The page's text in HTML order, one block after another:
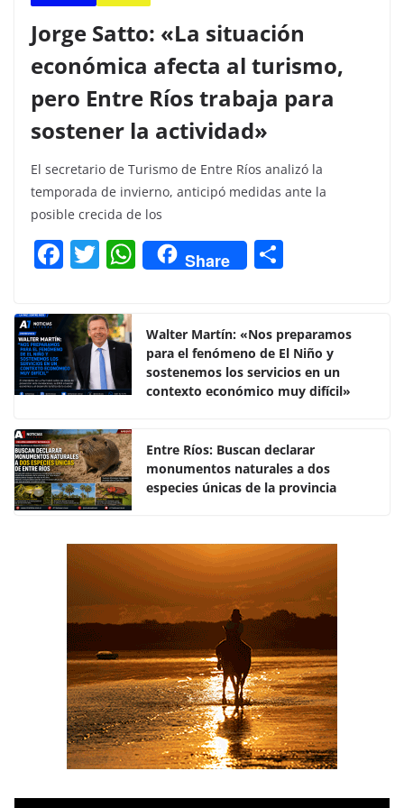
Jorge Satto: «La situación
económica afecta al turismo,
pero Entre Ríos trabaja para
sostener la actividad»
El secretario de Turismo de Entre Ríos analizó la
temporada de invierno, anticipó medidas ante la
posible crecida de los
F
c
e
b
o
o
k
T
itt
er
W
h
s
A
p
Share
p
ar
tir
Walter Martín: «Nos preparamos
para el fenómeno de El Niño y
sostenemos los servicios en un
contexto económico muy difícil»
Entre Ríos: Buscan declarar
monumentos naturales a dos
especies únicas de la provincia